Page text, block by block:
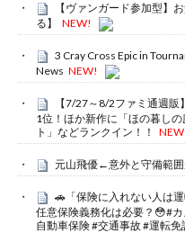
【ヴァンガード参加型】
る】
NEW!
3 Cray Cross Epic in
News NEW!
【7/27～8/2ファミ通週
1位！ほか新作に「ほの暮し
ト」などランクイン！！
元山飛優←意外と守備範
🚗「保険に入れない人は
任意保険義務化は必要？😳#
自動車保険 #交通事故 #運転